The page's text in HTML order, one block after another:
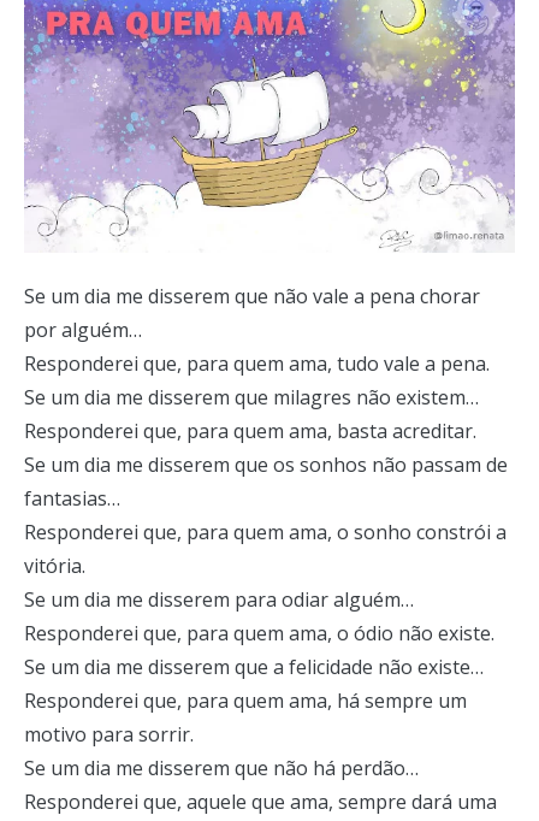
Se um dia me disserem que não vale a pena chorar
por alguém…
Responderei que, para quem ama, tudo vale a pena.
Se um dia me disserem que milagres não existem…
Responderei que, para quem ama, basta acreditar.
Se um dia me disserem que os sonhos não passam de
fantasias…
Responderei que, para quem ama, o sonho constrói a
vitória.
Se um dia me disserem para odiar alguém…
Responderei que, para quem ama, o ódio não existe.
Se um dia me disserem que a felicidade não existe…
Responderei que, para quem ama, há sempre um
motivo para sorrir.
Se um dia me disserem que não há perdão…
Responderei que, aquele que ama, sempre dará uma